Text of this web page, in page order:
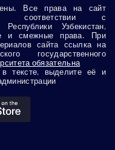
Все права на сайт
соответствии с
Республики Узбекистан,
и смежные права. При
сайта ссылка на
государственного
обязательна
тексте, выделите её и